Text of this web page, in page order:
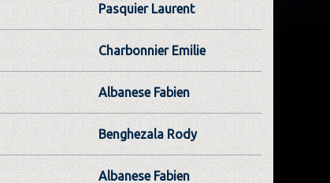
Pasquier Laurent
Charbonnier Emilie
Albanese Fabien
Benghezala Rody
Albanese Fabien